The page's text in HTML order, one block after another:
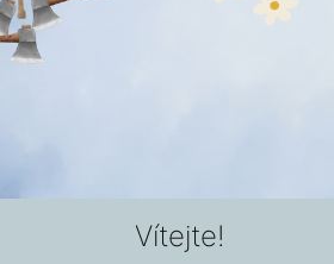
Vítejte!